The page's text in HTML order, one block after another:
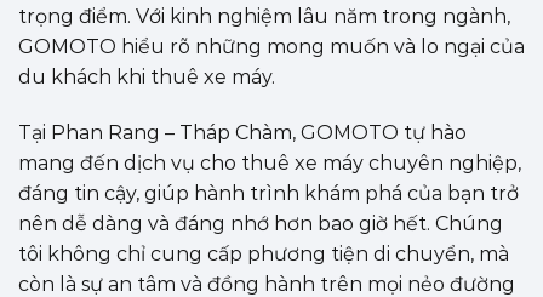
trọng điểm. Với kinh nghiệm lâu năm trong ngành,
GOMOTO hiểu rõ những mong muốn và lo ngại của
du khách khi thuê xe máy.
Tại Phan Rang – Tháp Chàm, GOMOTO tự hào
mang đến dịch vụ cho thuê xe máy chuyên nghiệp,
đáng tin cậy, giúp hành trình khám phá của bạn trở
nên dễ dàng và đáng nhớ hơn bao giờ hết. Chúng
tôi không chỉ cung cấp phương tiện di chuyển, mà
còn là sự an tâm và đồng hành trên mọi nẻo đường